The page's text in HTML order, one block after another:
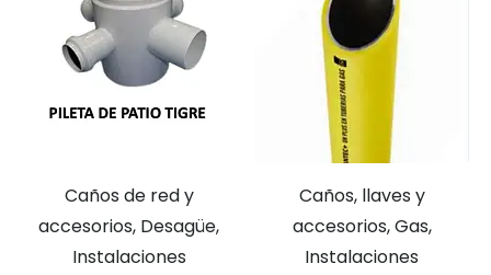
Caños de red y
accesorios, Desagüe,
Instalaciones
Caños, llaves y
accesorios, Gas,
Instalaciones